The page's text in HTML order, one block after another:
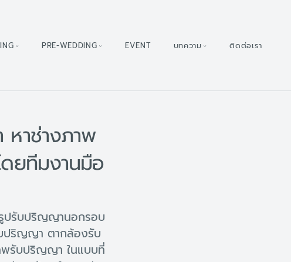
PRE-WEDDING EVENT บทความ ติดต่อเรา
าช่างภาพ
ยทีมงานมือ
ปรับปริญญานอกรอบ
ปริญญา ตากล้องรับ
รับปริญญา ในแบบที่